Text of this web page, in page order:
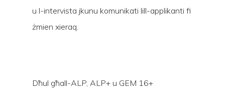
u l-intervista jkunu komunikati lill-applikanti fi
żmien xieraq.
Dħul għall-ALP, ALP+ u GEM 16+